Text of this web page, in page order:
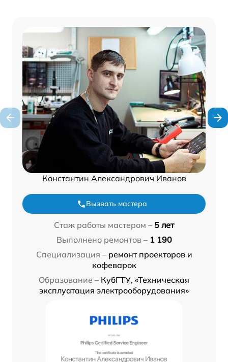
Константин Александрович Иванов
Вызвать мастера
Стаж работы мастером – 5 лет
Выполнено ремонтов – 1 190
Специализация – ремонт проекторов и
кофеварок
Образование – КубГТУ, «Техническая
эксплуатация электрооборудования»